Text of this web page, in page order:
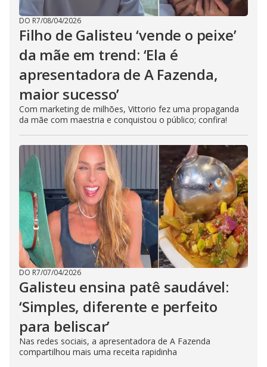
DO R7/08/04/2026
Filho de Galisteu ‘vende o peixe’
da mãe em trend: ‘Ela é
apresentadora de A Fazenda,
maior sucesso’
Com marketing de milhões, Vittorio fez uma propaganda
da mãe com maestria e conquistou o público; confira!
DO R7/07/04/2026
Galisteu ensina patê saudável:
‘Simples, diferente e perfeito
para beliscar’
Nas redes sociais, a apresentadora de A Fazenda
compartilhou mais uma receita rapidinha